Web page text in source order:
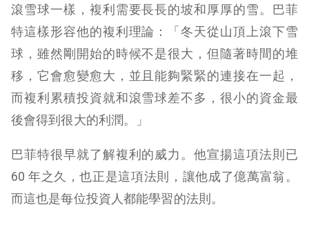
滾雪球一樣，複利需要長長的坡和厚厚的雪。巴菲
特這樣形容他的複利理論：「冬天從山頂上滾下雪
球，雖然剛開始的時候不是很大，但隨著時間的堆
移，它會愈變愈大，並且能夠緊緊的連接在一起，
而複利累積投資就和滾雪球差不多，很小的資金最
後會得到很大的利潤。」
巴菲特很早就了解複利的威力。他宣揚這項法則已
60 年之久，也正是這項法則，讓他成了億萬富翁。
而這也是每位投資人都能學習的法則。